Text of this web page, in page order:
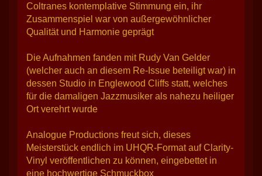
Coltranes kontemplative Stimmung ein, ihr
Zusammenspiel war von außergewöhnlicher
Qualität und Harmonie geprägt
Die Aufnahmen fanden mit Rudy Van Gelder
(welcher auch an diesem Re-Issue beteiligt war) in
dessen Studio in Englewood Cliffs statt, welches
für die damaligen Jazzmusiker als nahezu heiliger
Ort verehrt wurde
Analogue Productions freut sich, dieses
Meisterstück endlich im UHQR-Format auf Clarity-
Vinyl veröffentlichen zu können, eingebettet in
eine hochwertige Schmuckbox